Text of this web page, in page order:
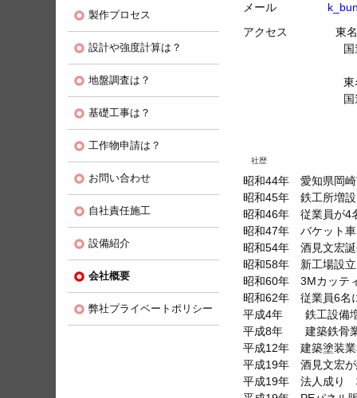
製作プロセス
設計や強度計算は？
地盤調査は？
基礎工事は？
工作物申請は？
お問い合わせ
自社責任施工
設備紹介
会社概要
弊社プライベートポリシー
メール
アクセス 東名高速
国道１号線、
東名高速道路
国道１号線、
社歴
昭和44年 愛知県岡
昭和45年 鉄工所増
昭和46年 従業員が4
昭和47年 バケット車
昭和54年 酒見文宏
昭和58年 新工場設
昭和60年 3Mカッテ
昭和62年 従業員6名
平成4年 鉄工設備
平成8年 建築鉄骨
平成12年 建築塗装業
平成19年 酒見文宏が
平成19年 法人成り